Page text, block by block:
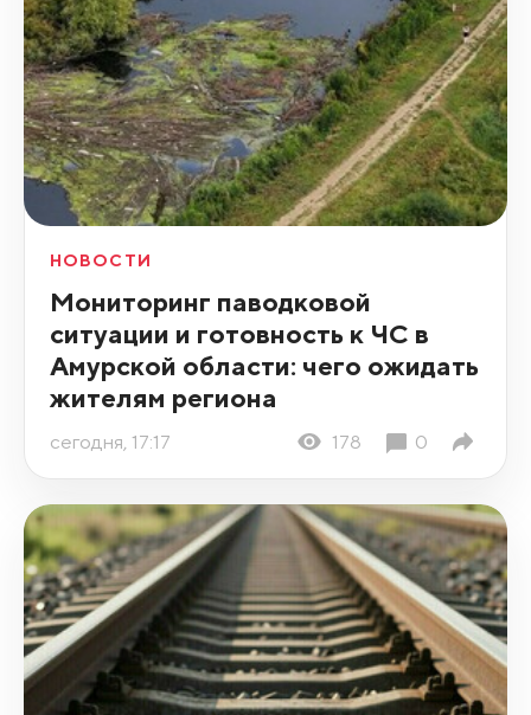
НОВОСТИ
Мониторинг паводковой
ситуации и готовность к ЧС в
Амурской области: чего ожидать
жителям региона
сегодня, 17:17 178 0